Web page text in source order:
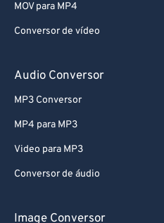
MOV para MP4
Conversor de vídeo
Audio Conversor
MP3 Conversor
MP4 para MP3
Video para MP3
Conversor de áudio
Image Conversor